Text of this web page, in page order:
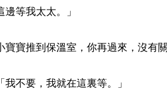
等我太太。」
寶推到保溫室，你再過來，沒有
不要，我就在這裏等。」